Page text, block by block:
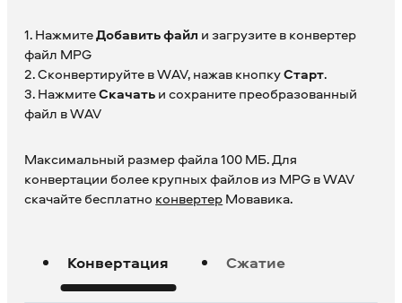
1. НажмитеДобавить файл и загрузите в конвертер
файл MPG
2. Сконвертируйте в WAV, нажав кнопкуСтарт.
3. НажмитеСкачатьи сохраните преобразованный
файл в WAV
Максимальный размер файла 100 МБ. Для
конвертации более крупных файлов из MPG в WAV
скачайте бесплатно конвертерМовавика.
Конвертация Сжатие